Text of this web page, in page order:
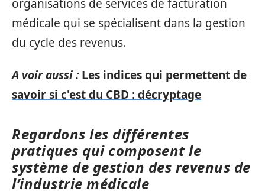
organisations de services de facturation
médicale qui se spécialisent dans la gestion
du cycle des revenus.
A voir aussi : Les indices qui permettent de
savoir si c'est du CBD : décryptage
Regardons les différentes
pratiques qui composent le
système de gestion des revenus de
l’industrie médicale